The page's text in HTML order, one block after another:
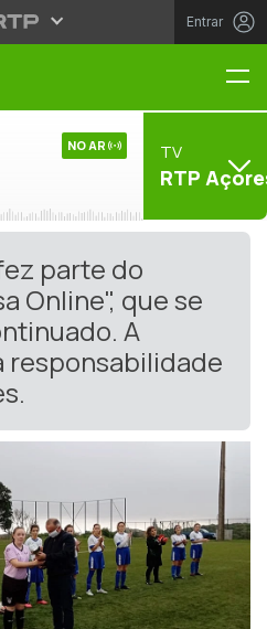
Entrar
NO AR TV
RTP
parte do
Online", que se
A
responsabilidade